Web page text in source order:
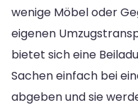
wenige Möbel oder
eigenen
bietet sich eine
Sachen einfach bei
abgeben und sie